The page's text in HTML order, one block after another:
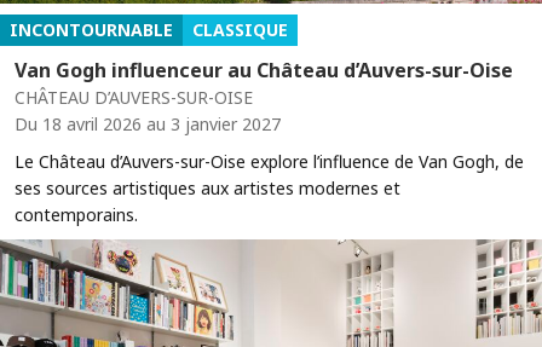
INCONTOURNABLE CLASSIQUE
Van Gogh influenceur au Château d’Auvers-sur-Oise
CHÂTEAU D’AUVERS-SUR-OISE
Du 18 avril 2026 au 3 janvier 2027
Le Château d’Auvers-sur-Oise explore l’influence de Van Gogh, de
ses sources artistiques aux artistes modernes et
contemporains.